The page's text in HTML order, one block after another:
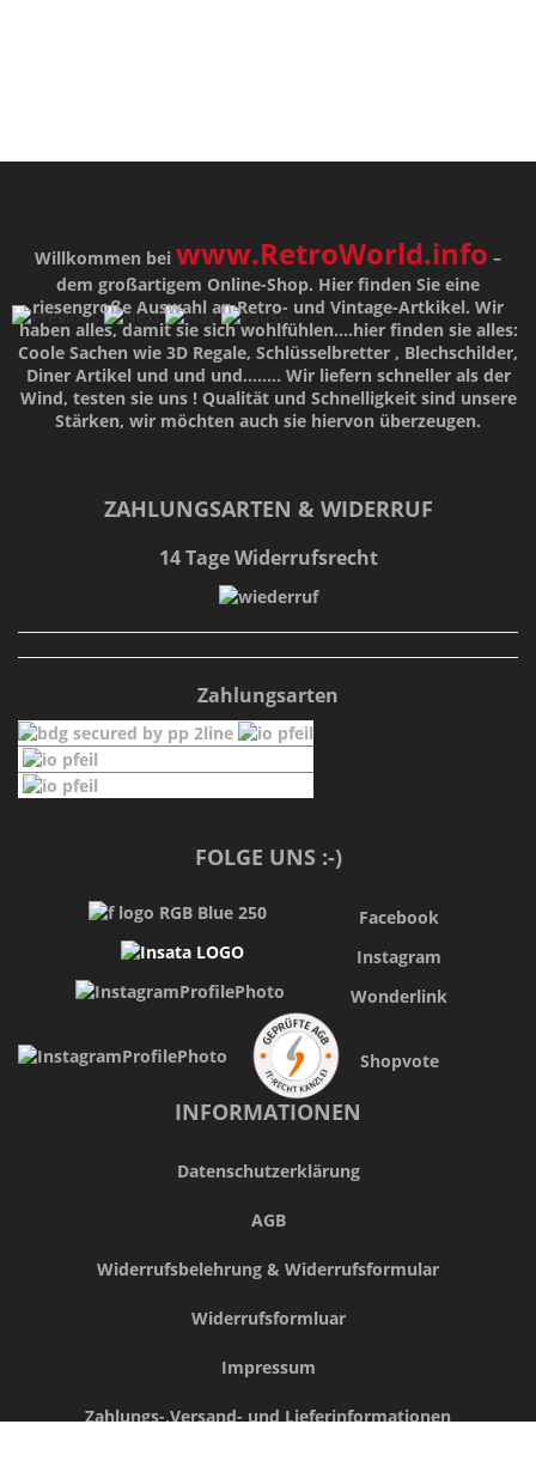
Willkommen bei www.RetroWorld.info –
dem großartigem Online-Shop. Hier finden Sie eine
riesengroße Auswahl an Retro- und Vintage-Artkikel. Wir
haben alles, damit sie sich wohlfühlen....hier finden sie alles:
Coole Sachen wie 3D Regale, Schlüsselbretter , Blechschilder,
Diner Artikel und und und........ Wir liefern schneller als der
Wind, testen sie uns ! Qualitätund Schnelligkeitsind unsere
Stärken, wir möchten auch sie hiervon überzeugen.
ZAHLUNGSARTEN & WIDERRUF
14 Tage Widerrufsrecht
Zahlungsarten
FOLGE UNS :-)
Facebook
Instagram
Wonderlink
Shopvote
INFORMATIONEN
Datenschutzerklärung
AGB
Widerrufsbelehrung & Widerrufsformular
Widerrufsformluar
Impressum
Zahlungs-,Versand- und Lieferinformationen